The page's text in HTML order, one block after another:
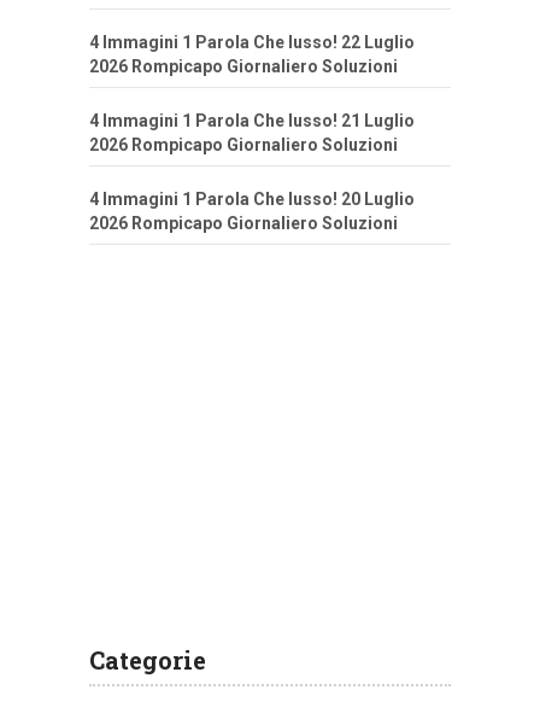
4 Immagini 1 Parola Che lusso! 22 Luglio
2026 Rompicapo Giornaliero Soluzioni
4 Immagini 1 Parola Che lusso! 21 Luglio
2026 Rompicapo Giornaliero Soluzioni
4 Immagini 1 Parola Che lusso! 20 Luglio
2026 Rompicapo Giornaliero Soluzioni
Categorie